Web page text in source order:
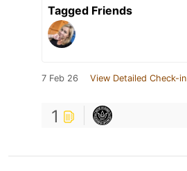
Tagged Friends
7 Feb 26 View Detailed Check-in
1